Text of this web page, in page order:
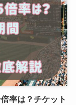
率は？チケット